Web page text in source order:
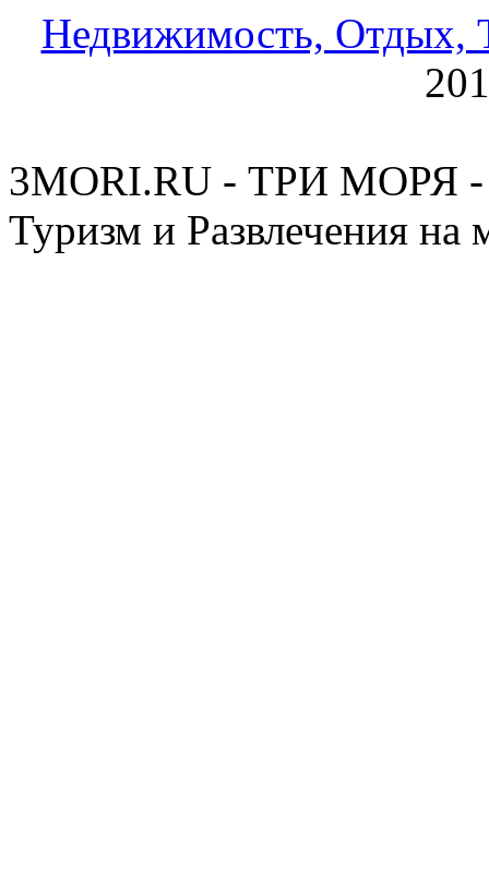
Недвижимость, Отдых,
3MORI.RU - ТРИ МОРЯ -
Туризм и Развлечения на